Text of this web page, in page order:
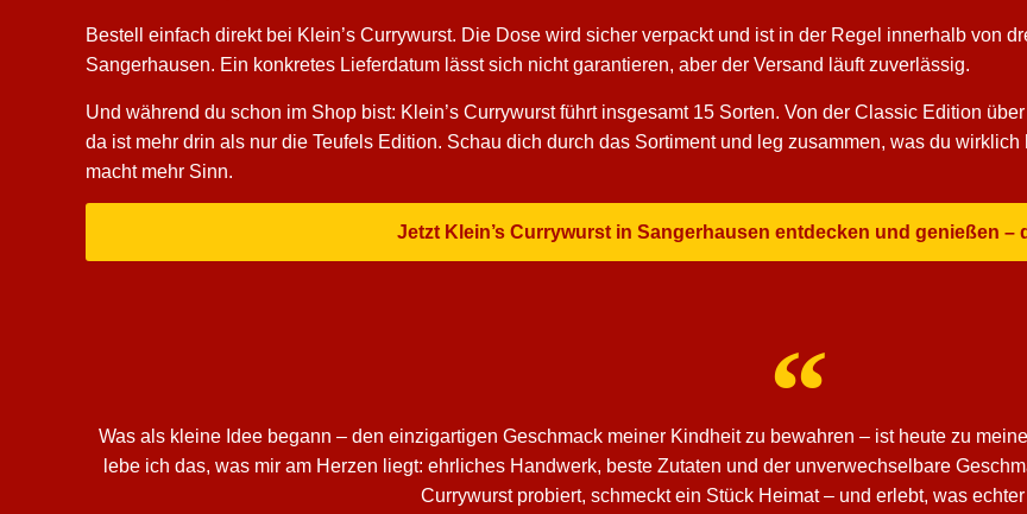
Bestell einfach direkt bei Klein’s Currywurst. Die Dose wird sicher verpackt und ist in der Regel innerhalb von
Sangerhausen. Ein konkretes Lieferdatum lässt sich nicht garantieren, aber der Versand läuft zuverlässig.
Und während du schon im Shop bist: Klein’s Currywurst führt insgesamt 15 Sorten. Von der Classic Edition
da ist mehr drin als nur die Teufels Edition. Schau dich durch das Sortiment und leg zusammen, was du
macht mehr Sinn.
Jetzt Klein’s Currywurst in Sangerhausen entdecken und genießen –
Was als kleine Idee begann – den einzigartigen Geschmack meiner Kindheit zu bewahren – ist heute zu
lebe ich das, was mir am Herzen liegt: ehrliches Handwerk, beste Zutaten und der unverwechselbare
Currywurst probiert, schmeckt ein Stück Heimat – und erlebt, was